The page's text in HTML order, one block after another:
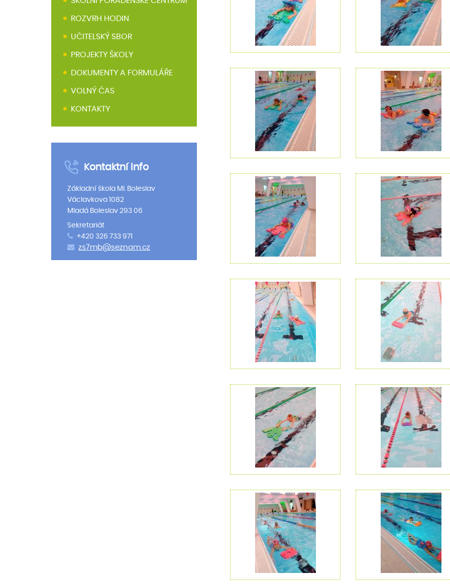
ROZVRH HODIN
UČITELSKÝ SBOR
PROJEKTY ŠKOLY
DOKUMENTY A FORMULÁŘE
VOLNÝ ČAS
KONTAKTY
Kontaktní info
Základní škola Ml. Boleslav
Václavkova 1082
Mladá Boleslav 293 06
Sekretariát
+420 326 733 971
zs7mb@seznam.cz